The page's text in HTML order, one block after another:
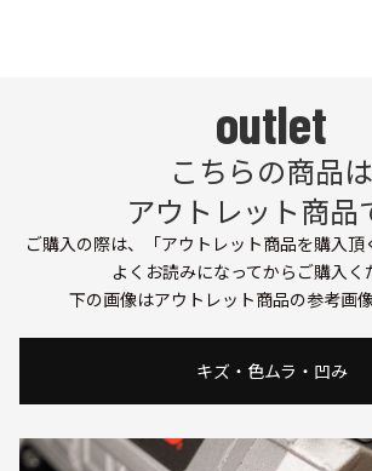
こちらの商品は
アウトレット商品
ご購入の際は、「アウトレット商品を購入頂
よくお読みになってからご購入く
下の画像はアウトレット商品の参考画像
キズ・色ムラ・凹み